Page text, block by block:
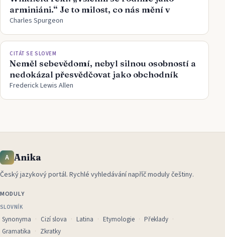
arminiáni.“ Je to milost, co nás mění v
Charles Spurgeon
CITÁT SE SLOVEM
Neměl sebevědomí, nebyl silnou osobností a
nedokázal přesvědčovat jako obchodník
Frederick Lewis Allen
A Anika
Český jazykový portál. Rychlé vyhledávání napříč moduly češtiny.
MODULY
SLOVNÍK
Synonyma Cizí slova Latina Etymologie
Překlady
Gramatika
Zkratky